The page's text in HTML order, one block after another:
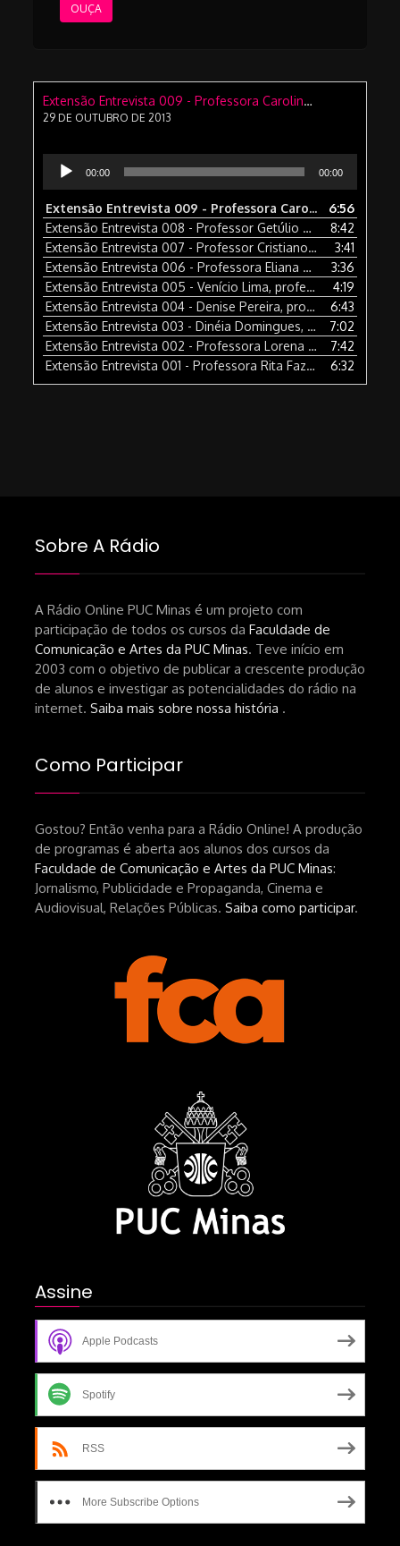
OUÇA
Extensão Entrevista 009 - Professora Carolina Saliba, coordenadora do Núcleo de Tecnologia e Inovação da Pró-Reitoria de Extensão da PUC Minas e é vinculada ao ICEI
29 DE OUTUBRO DE 2013
Tocador
00:00 00:00
Extensão Entrevista 009 - Professora Carolina Saliba, coordenadora do Núcleo de Tecnologia e Inovação da Pró-Reitoria de Extensão da PUC Minas e é vinculada ao ICEI
6:56
Extensão Entrevista 008 - Professor Getúlio Neuremberg, da PUC Minas, que vai falar como funciona o projeto de extensão que desenvolve nas disciplinas Produção e Edição em Audio e Redação e Produção em Telejornalismo
8:42
Extensão Entrevista 007 - Professor Cristiano de Melo Bastos, do Serviço de Assistência Judiciária que vai falar sobre o Projeto Extensão Bairro Vera Cruz
3:41
Extensão Entrevista 006 - Professora Eliana Rodrigues, professora de Psicologia da PUC Minas
3:36
Extensão Entrevista 005 - Venício Lima, professor titular de Ciência Política e Comunicação da UNB e autor do livro “Liberdade de Expressão versus Liberdade de Imprensa, Direito à Comunicação e Democracia”
4:19
Extensão Entrevista 004 - Denise Pereira, professora do curso de Administração da Puc Minas e Coordenadora do Núcleo de extensão Meio Ambiente e Saúde
6:43
Extensão Entrevista 003 - Dinéia Domingues, Coordenadora de Extensão de Psicologia
7:02
Extensão Entrevista 002 - Professora Lorena Viegas, do Curso de Relações Públicas
7:42
Extensão Entrevista 001 - Professora Rita Fazzi, do Departamento de Ciências Sociais da Puc Minas e Coordenadora do ICA
6:32
Sobre A Rádio
A Rádio Online PUC Minas é um projeto com
participação de todos os cursos da Faculdade de
Comunicação e Artes da PUC Minas. Teve início em
2003 com o objetivo de publicar a crescente produção
de alunos e investigar as potencialidades do rádio na
internet. Saiba mais sobre nossa história .
Como Participar
Gostou? Então venha para a Rádio Online! A produção
de programas é aberta aos alunos dos cursos da
Faculdade de Comunicação e Artes da PUC Minas:
Jornalismo, Publicidade e Propaganda, Cinema e
Audiovisual, Relações Públicas. Saiba como participar.
Assine
Apple Podcasts
Spotify
RSS
More Subscribe Options